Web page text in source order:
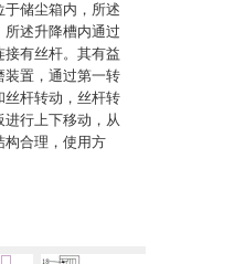
储尘箱内，所述
述升降槽内通过
有丝杆。其有益
装置，通过第一转
丝杆转动，丝杆转
行上下移动，从
构合理，使用方